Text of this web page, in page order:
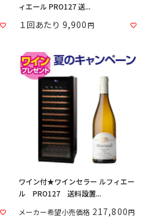
ィエール PRO127 送...
１回あたり 9,900
ワイン付★ワインセラー ルフィエー
ル PRO127 送料設置...
メーカー希望小売価格 217,800